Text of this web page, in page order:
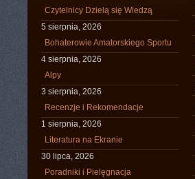
Czytelnicy Dzielą się Wiedzą
5 sierpnia, 2026
Bohaterowie Amatorskiego Sportu
4 sierpnia, 2026
Alpy
3 sierpnia, 2026
Recenzje i Rekomendacje
1 sierpnia, 2026
Literatura na Ekranie
30 lipca, 2026
Poradniki i Pielęgnacja